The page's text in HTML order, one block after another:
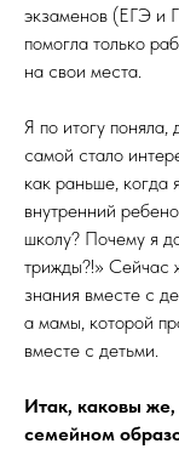
экзаменов (ЕГЭ и
помогла только
на свои места.
Я по итогу
самой стало
как раньше, когда
внутренний
школу? Почему я
трижды?!» Сейчас
знания вместе с
а мамы, которой
вместе с детьми.
Итак, каковы же,
семейном